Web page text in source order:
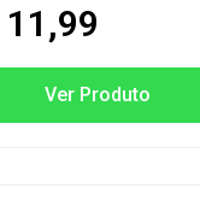
11,99
Ver Produto